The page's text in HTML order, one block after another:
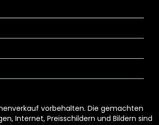
vorbehalten. Die gemachten
Internet, Preisschildern und Bildern sind